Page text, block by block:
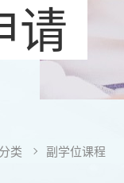
请
类 副学位课程